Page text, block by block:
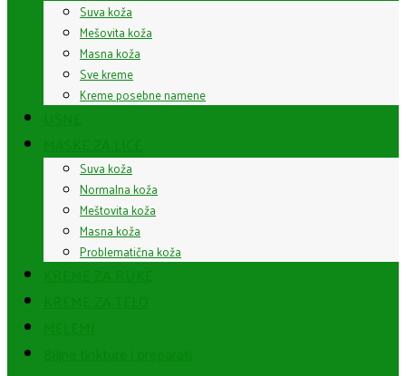
Suva koža
Mešovita koža
Masna koža
Sve kreme
Kreme posebne namene
Suva koža
Normalna koža
Meštovita koža
Masna koža
Problematična koža